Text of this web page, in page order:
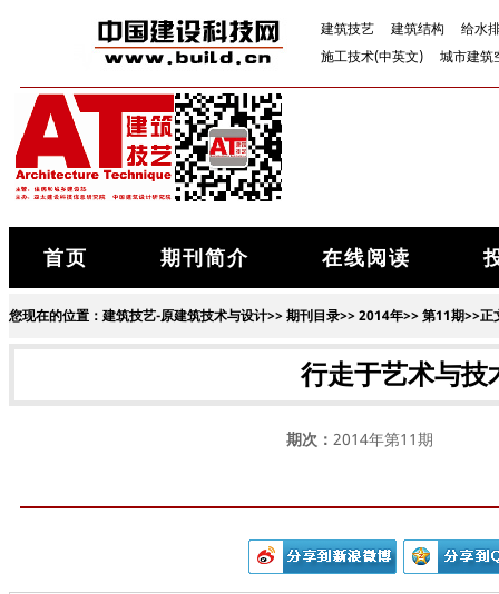
建筑技艺 建筑结构
给水
施工技术(中英文)
城市建筑
首页 期刊简介 在线阅读
您现在的位置： 建筑技艺-原建筑技术与设计>>期刊目录>>2014年>>第11期>>正
行走于艺术与
期次： 2014年第11期